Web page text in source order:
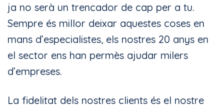
ja no serà un trencador de cap per a tu.
Sempre és millor deixar aquestes coses en
mans d’especialistes, els nostres 20 anys en
el sector ens han permès ajudar milers
d’empreses.
La fidelitat dels nostres clients és el nostre